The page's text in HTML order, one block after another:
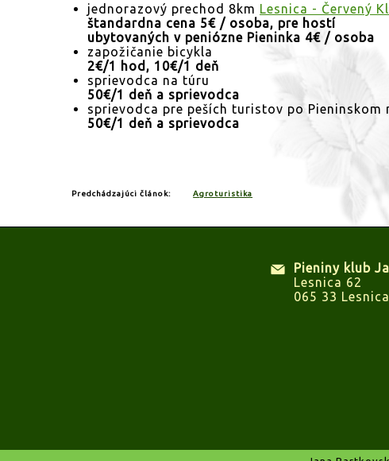
Predchádzajúci článok: Agroturistika
jednorazový prechod 8km Lesnica - Červený
štandardna cena 5€ / osoba, pre hostí
ubytovaných v peniózne Pieninka 4€ / osoba
zapožičanie bicykla
2€/1 hod, 10€/1 deň
sprievodca na túru
50€/1 deň a sprievodca
sprievodca pre peších turistov po
50€/1 deň a sprievodca
Pieniny klub
Lesnica 62
065 33